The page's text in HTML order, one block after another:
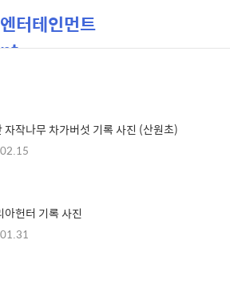
터테인먼트
자작나무 차가버섯 기록 사진 (산원초)
아헌터 기록 사진